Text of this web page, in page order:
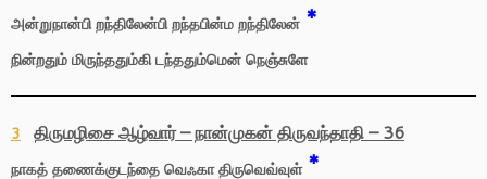
அன்றுநான்பி றந்திலேன்பி றந்தபின்ம றந்திலேன் *
நின்றதும் மிருந்ததும்கி டந்ததும்மென் நெஞ்சுளே
3 திருமழிசை ஆழ்வார் – நான்முகன் திருவந்தாதி – 36
நாகத் தணைக்குடந்தை வெஃகா திருவெவ்வுள்*